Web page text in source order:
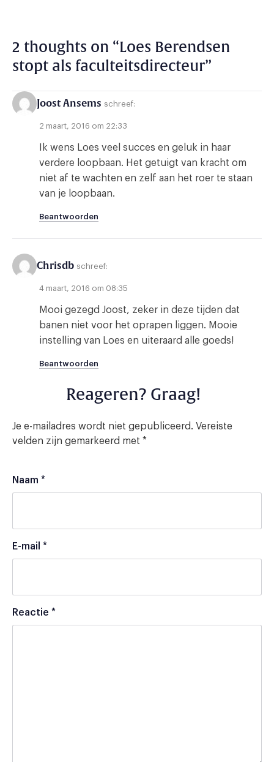
2 thoughts on “Loes Berendsen
stopt als faculteitsdirecteur”
Joost Ansems schreef:
2 maart, 2016 om 22:33
Ik wens Loes veel succes en geluk in haar
verdere loopbaan. Het getuigt van kracht om
niet af te wachten en zelf aan het roer te staan
van je loopbaan.
Beantwoorden
Chrisdb schreef:
4 maart, 2016 om 08:35
Mooi gezegd Joost, zeker in deze tijden dat
banen niet voor het oprapen liggen. Mooie
instelling van Loes en uiteraard alle goeds!
Beantwoorden
Reageren? Graag!
Je e-mailadres wordt niet gepubliceerd. Vereiste
velden zijn gemarkeerd met *
Naam *
E-mail *
Reactie *